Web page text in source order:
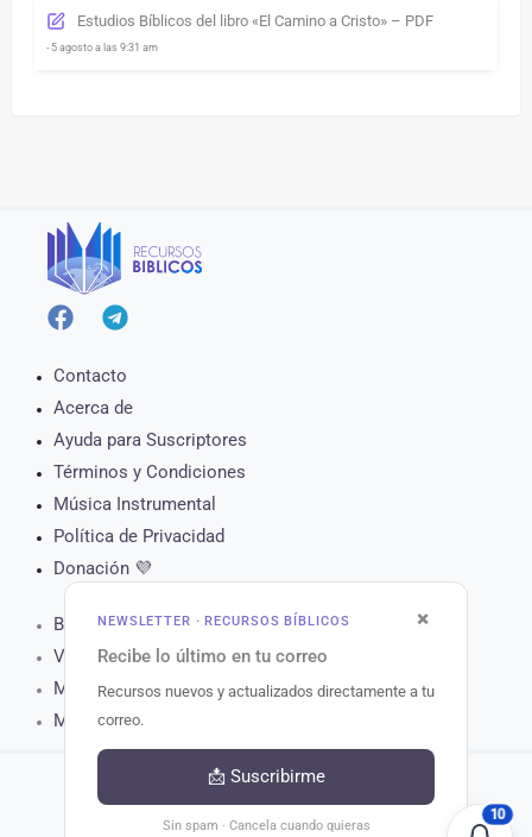
Estudios Bíblicos del libro «El Camino a Cristo» – PDF
- 5 agosto a las 9:31 am
×
NEWSLETTER · RECURSOS BÍBLICOS
Recibe lo último en tu correo
Recursos nuevos y actualizados directamente a tu
correo.
📩 Suscribirme
Sin spam · Cancela cuando quieras
Contacto
Acerca de
Ayuda para Suscriptores
Términos y Condiciones
Música Instrumental
Política de Privacidad
Donación 💜
Biblia Online
Versículo del Día
Muro de Oración
Matutina para Hoy
Copyright © 2026 Recursos Bíblicos. 10